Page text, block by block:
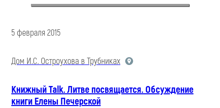
5 февраля 2015
Дом И.С. Остроухова в Трубниках
Книжный Talk. Литве посвящается. Обсуждение
книги Елены Печерской